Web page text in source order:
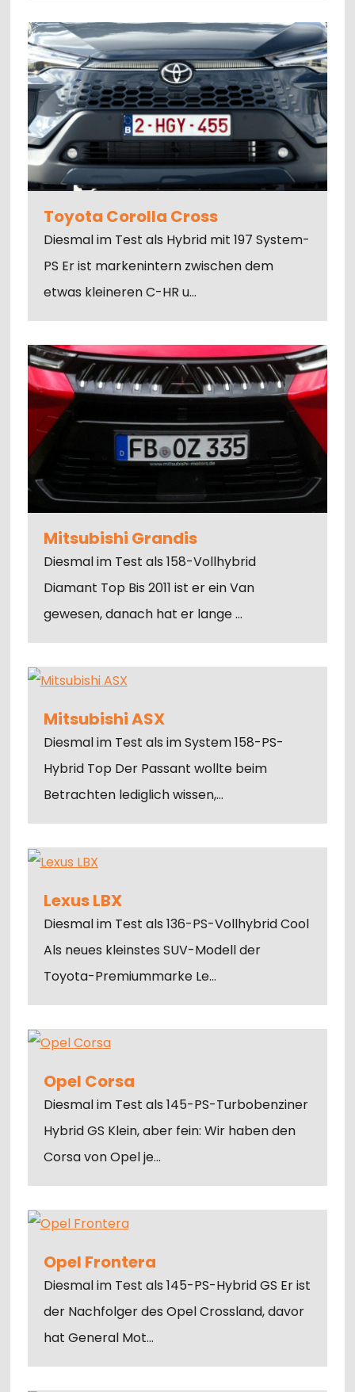
Toyota Corolla Cross
Diesmal im Test als Hybrid mit 197 System-
PS Er ist markenintern zwischen dem
etwas kleineren C-HR u…
Mitsubishi Grandis
Diesmal im Test als 158-Vollhybrid
Diamant Top Bis 2011 ist er ein Van
gewesen, danach hat er lange …
Mitsubishi ASX
Diesmal im Test als im System 158-PS-
Hybrid Top Der Passant wollte beim
Betrachten lediglich wissen,…
Lexus LBX
Diesmal im Test als 136-PS-Vollhybrid Cool
Als neues kleinstes SUV-Modell der
Toyota-Premiummarke Le…
Opel Corsa
Diesmal im Test als 145-PS-Turbobenziner
Hybrid GS Klein, aber fein: Wir haben den
Corsa von Opel je…
Opel Frontera
Diesmal im Test als 145-PS-Hybrid GS Er ist
der Nachfolger des Opel Crossland, davor
hat General Mot…